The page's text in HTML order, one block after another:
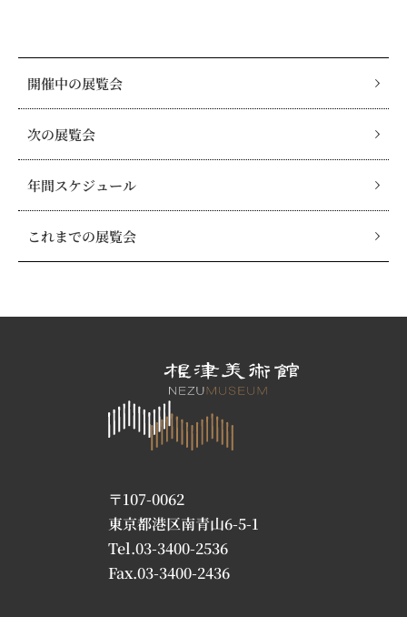
開催中の展覧会
次の展覧会
年間スケジュール
これまでの展覧会
〒107-0062
東京都港区南青山6-5-1
Tel.03-3400-2536
Fax.03-3400-2436